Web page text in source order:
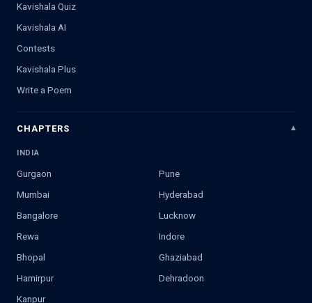
Kavishala Quiz
Kavishala AI
Contests
Kavishala Plus
Write a Poem
CHAPTERS
INDIA
Gurgaon
Pune
Mumbai
Hyderabad
Bangalore
Lucknow
Rewa
Indore
Bhopal
Ghaziabad
Hamirpur
Dehradoon
Kanpur